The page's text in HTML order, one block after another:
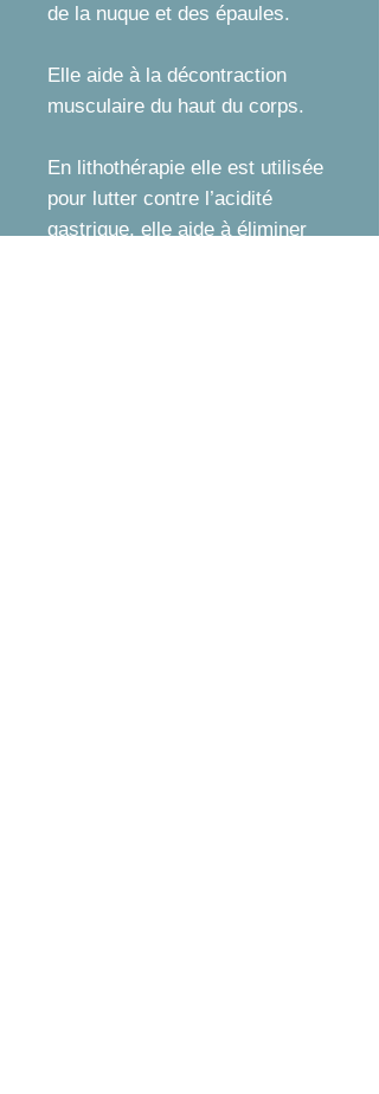
de la nuque et des épaules.
Elle aide à la décontraction
musculaire du haut du corps.
En lithothérapie elle est utilisée
pour lutter contre l’acidité
gastrique, elle aide à éliminer